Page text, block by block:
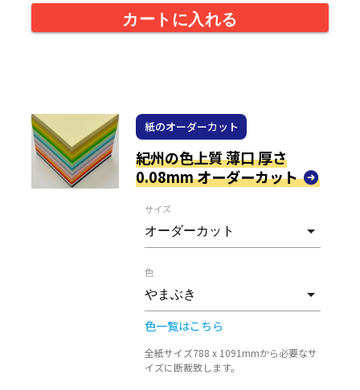
カートに入れる
紙のオーダーカット
紀州の色上質 薄口 厚さ
0.08mm オーダーカット
サイズ
色
色一覧はこちら
全紙サイズ788 x 1091mmから必要なサ
イズに断裁致します。